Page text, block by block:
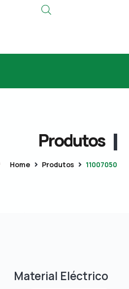
Produtos
Home Produtos 11007050
Material Eléctrico